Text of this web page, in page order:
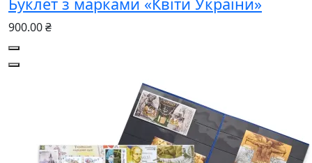
Буклет з марками «Квіти України»
900.00 ₴